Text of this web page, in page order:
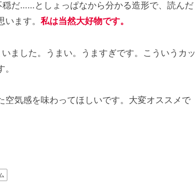
だ……としょっぱなから分かる造形で、読んだ
ます。 私は当然大好物です。
ました。うまい。うますぎです。こういうカッ
気感を味わってほしいです。大変オススメで